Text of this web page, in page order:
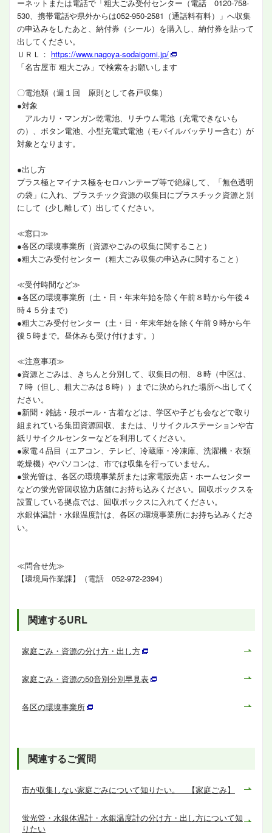
ーネットまたは電話で「粗大ごみ受付センター（電話 0120-758-
530、携帯電話や県外からは052-950-2581（通話料有料）」へ収集
の申込みをしたあと、納付券（シール）を購入し、納付券を貼って
出してください。
ＵＲＬ： https://www.nagoya-sodaigomi.jp/
「名古屋市 粗大ごみ」で検索をお願いします
〇電池類（週１回 原則として各戸収集）
●対象
アルカリ・マンガン乾電池、リチウム電池（充電できないも
の）、ボタン電池、小型充電式電池（モバイルバッテリー含む）が
対象となります。
●出し方
プラス極とマイナス極をセロハンテープ等で絶縁して、「無色透明
の袋」に入れ、プラスチック資源の収集日にプラスチック資源と別
にして（少し離して）出してください。
≪窓口≫
●各区の環境事業所（資源やごみの収集に関すること）
●粗大ごみ受付センター（粗大ごみ収集の申込みに関すること）
≪受付時間など≫
●各区の環境事業所（土・日・年末年始を除く午前８時から午後４
時４５分まで）
●粗大ごみ受付センター（土・日・年末年始を除く午前９時から午
後５時まで。昼休みも受け付けます。）
≪注意事項≫
●資源とごみは、きちんと分別して、収集日の朝、８時（中区は、
７時（但し、粗大ごみは８時））までに決められた場所へ出してく
ださい。
●新聞・雑誌・段ボール・古着などは、学区や子ども会などで取り
組まれている集団資源回収、または、リサイクルステーションや古
紙リサイクルセンターなどを利用してください。
●家電４品目（エアコン、テレビ、冷蔵庫・冷凍庫、洗濯機・衣類
乾燥機）やパソコンは、市では収集を行っていません。
●蛍光管は、各区の環境事業所または家電販売店・ホームセンター
などの蛍光管回収協力店舗にお持ち込みください。回収ボックスを
設置している拠点では、回収ボックスに入れてください。
水銀体温計・水銀温度計は、各区の環境事業所にお持ち込みくださ
い。
≪問合せ先≫
【環境局作業課】（電話 052-972-2394）
関連するURL
家庭ごみ・資源の分け方・出し方
家庭ごみ・資源の50音別分別早見表
各区の環境事業所
関連するご質問
市が収集しない家庭ごみについて知りたい。 【家庭ごみ】
蛍光管・水銀体温計・水銀温度計の分け方・出し方について知
りたい